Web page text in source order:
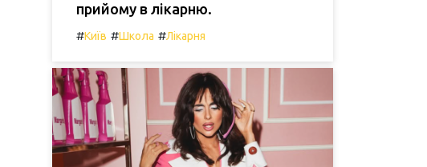
прийому в лікарню.
#Київ #Школа #Лікарня